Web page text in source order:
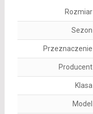
Rozmiar
Sezon
Przeznaczenie
Producent
Klasa
Model